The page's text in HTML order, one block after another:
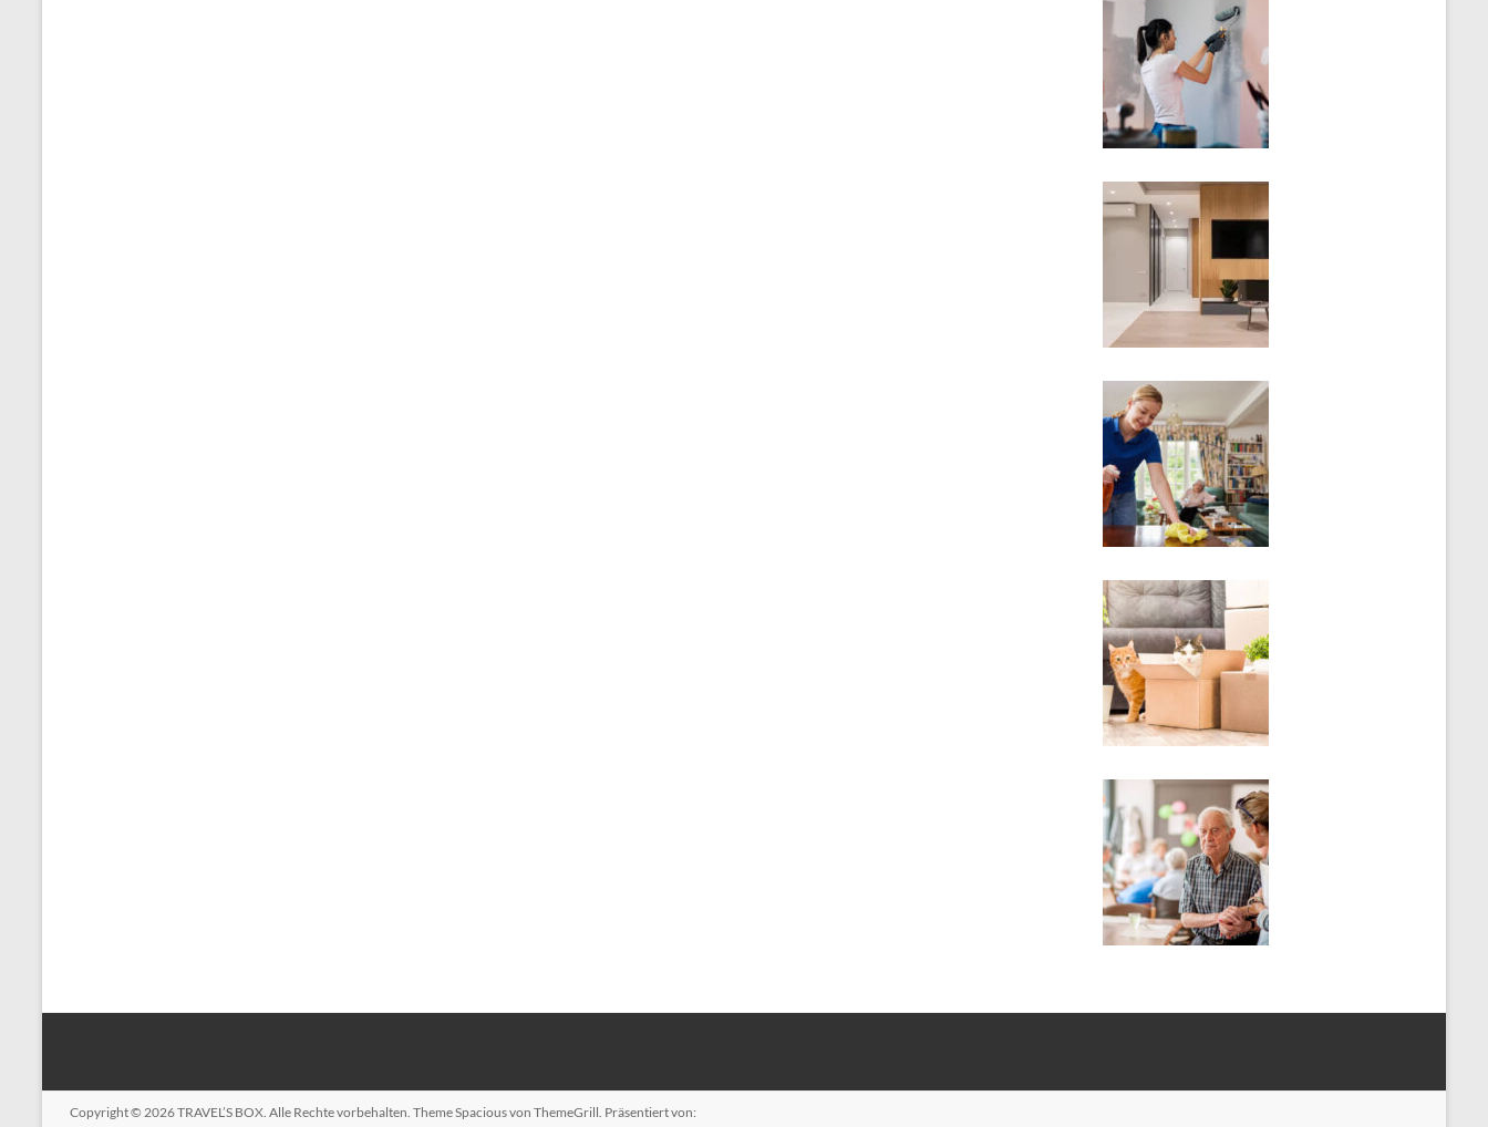
Copyright © 2026TRAVEL’S BOX. Alle Rechte vorbehalten. ThemeSpaciousvon ThemeGrill. Präsentiert von: